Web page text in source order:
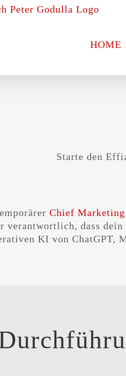
HOME
Starte den
Chief
verantwortlich, dass
KI von ChatGPT,